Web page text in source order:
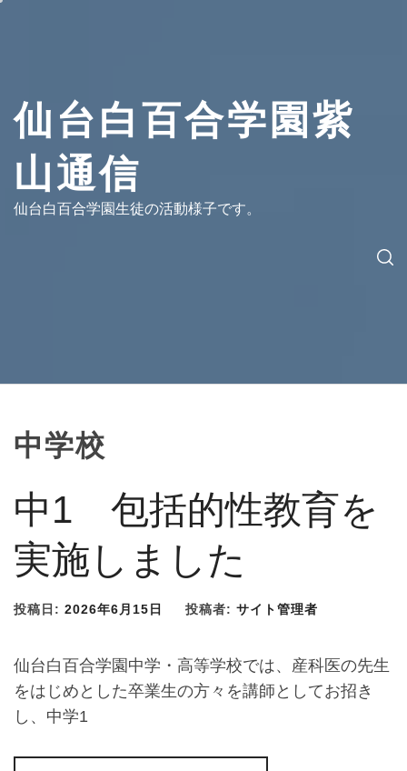
へ仙台白百合学園紫
山通信
仙台白百合学園生徒の活動様子です。
中学校
中1 包括的性教育を
実施しました
投稿日: 2026年6月15日 投稿者: サイト管理者
仙台白百合学園中学・高等学校では、産科医の先生
をはじめとした卒業生の方々を講師としてお招き
し、中学1